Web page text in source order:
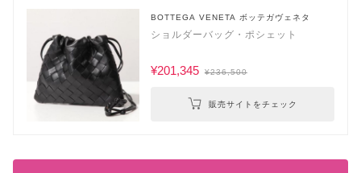
BOTTEGA VENETA ボッテガヴェネタ
ショルダーバッグ・ポシェット
¥201,345 ¥236,500
販売サイトをチェック